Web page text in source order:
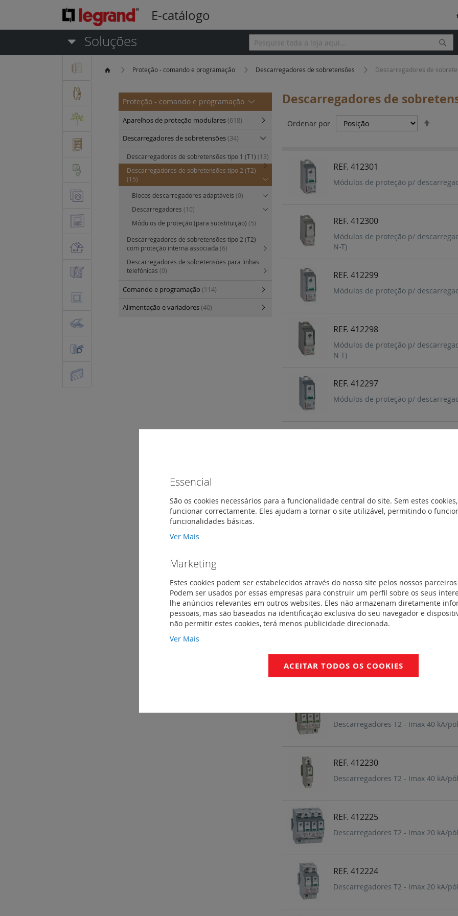
E-catálogo
Soluções
Pesquisa
Proteção - comando e programação Descarregadores de sobretensões Descarregadores de
Descarregadores de
Ordenar por
REF. 412301
Módulos de proteção p/
REF. 412300
Módulos de proteção p/
N-T)
REF. 412299
Módulos de proteção p/
REF. 412298
Módulos de proteção p/
N-T)
REF. 412297
Módulos de proteção p/
Descarregadores - T2 - Imax 40
Descarregadores - T2 - Imax 40 kA/
REF. 412240
Descarregadores - T2 - Imax 40 kA/
REF. 412233
Descarregadores T2 - Imax 40 kA/
Descarregadores T2 - Imax 40 kA/
REF. 412230
Descarregadores T2 - Imax 40 kA/
REF. 412225
Descarregadores T2 - Imax 20 kA/
REF. 412224
Descarregadores T2 - Imax 20 kA/
Proteção - comando e programação
Aparelhos de proteção modulares(618)
Descarregadores de sobretensões(34)
Descarregadores de sobretensões tipo 1 (T1) (13)
Descarregadores de sobretensões tipo 2 (T2)
(15)
Blocos descarregadores adaptáveis (0)
Descarregadores (10)
Módulos de proteção (para substituição) (5)
Descarregadores de sobretensões tipo 2 (T2)
com proteção interna associada (6)
Descarregadores de sobretensões para linhas
telefónicas (0)
Comando e programação (114)
Alimentação e variadores(40)
Essencial
São os cookies necessários para a funcionalidade central do site. Sem estes
funcionar correctamente. Eles ajudam a tornar o site utilizável, permitindo o
funcionalidades básicas.
Ver Mais
Marketing
Estes cookies podem ser estabelecidos através do nosso site pelos nossos
Podem ser usados por essas empresas para construir um perfil sobre os seus
lhe anúncios relevantes em outros websites. Eles não armazenam diretamente
pessoais, mas são baseados na identificação exclusiva do seu navegador e
não permitir estes cookies, terá menos publicidade direcionada.
Ver Mais
ACEITAR TODOS OS COOKIES